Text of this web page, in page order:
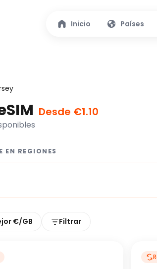
Inicio Países
Desde €1.10
EN REGIONES
€/GB Filtrar